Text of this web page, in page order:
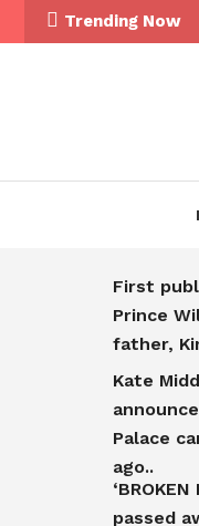
Trending Now
First
Prince
father,
Kate
Palace
ago..
passed